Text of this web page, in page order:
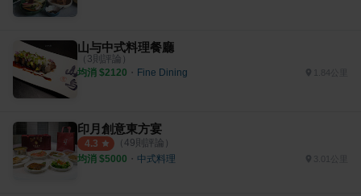
山与中式料理餐廳
（ 3則評論）
均消 $2120 ・ Fine Dining
印月創意東方宴
4.3 （ 49則評論）
均消 $5000 ・ 中式料理